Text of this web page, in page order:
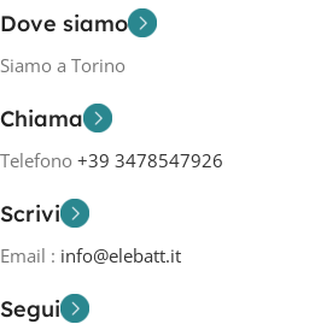
Dove siamo
Siamo a Torino
Chiama
Telefono +39 3478547926
Scrivi
Email : info@elebatt.it
Segui